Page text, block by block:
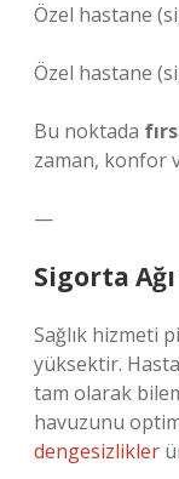
Özel hastane
Özel hastane
Bu noktada
zaman, konfor
—
Sigorta
Sağlık hizmeti
yüksektir.
tam olarak
havuzunu
dengesizlikler